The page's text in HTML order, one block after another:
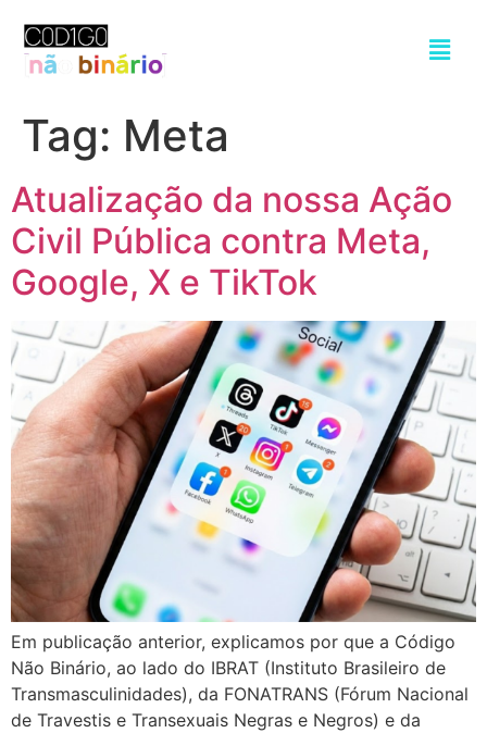
Tag: Meta
Atualização da nossa Ação
Civil Pública contra Meta,
Google, X e TikTok
Em publicação anterior, explicamos por que a Código
Não Binário, ao lado do IBRAT (Instituto Brasileiro de
Transmasculinidades), da FONATRANS (Fórum Nacional
de Travestis e Transexuais Negras e Negros) e da